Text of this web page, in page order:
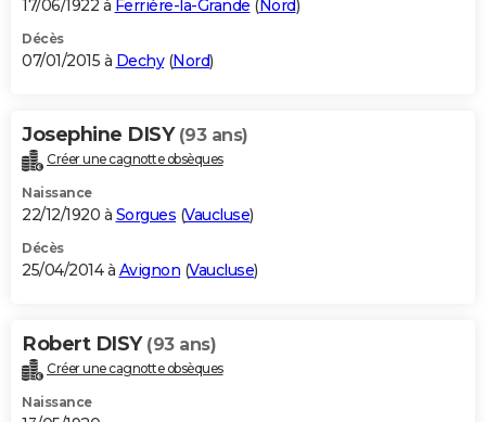
17/06/1922 à Ferrière-la-Grande (Nord)
Décès
07/01/2015 à Dechy(Nord)
Josephine DISY (93 ans)
Créer une cagnotte obsèques
Naissance
22/12/1920 à Sorgues (Vaucluse)
Décès
25/04/2014 à Avignon (Vaucluse)
Robert DISY (93 ans)
Créer une cagnotte obsèques
Naissance